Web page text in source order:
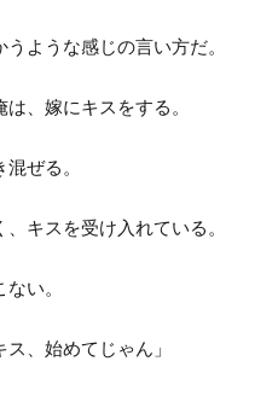
ような感じの言い方だ。
、嫁にキスをする。
ぜる。
キスを受け入れている。
い。
、始めてじゃん」